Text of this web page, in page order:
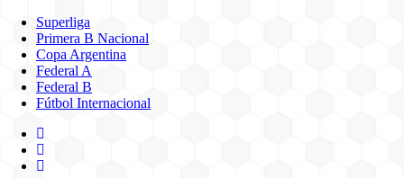
Superliga
Primera B Nacional
Copa Argentina
Federal A
Federal B
Fútbol Internacional